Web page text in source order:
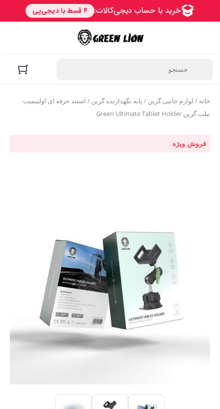
خانه / لوازم جانبی گرین / پایه نگهدارنده گرین / استند حرفه ای اولتیمیت
تبلت گرین Green Ultimate Tablet Holder
فروش ویژه